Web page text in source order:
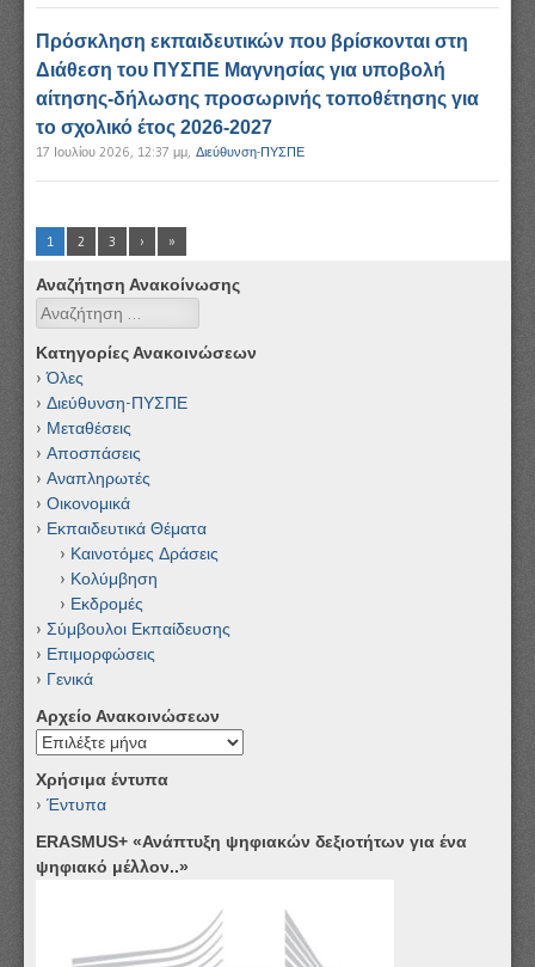
Πρόσκληση εκπαιδευτικών που βρίσκονται στη
Διάθεση του ΠΥΣΠΕ Μαγνησίας για υποβολή
αίτησης-δήλωσης προσωρινής τοποθέτησης για
το σχολικό έτος 2026-2027
17 Ιουλίου 2026, 12:37 μμ, Διεύθυνση-ΠΥΣΠΕ
1 2 3 › »
Αναζήτηση Ανακοίνωσης
Αναζήτηση
Κατηγορίες Ανακοινώσεων
Όλες
Διεύθυνση-ΠΥΣΠΕ
Μεταθέσεις
Αποσπάσεις
Αναπληρωτές
Οικονομικά
Εκπαιδευτικά Θέματα
Καινοτόμες Δράσεις
Κολύμβηση
Εκδρομές
Σύμβουλοι Εκπαίδευσης
Επιμορφώσεις
Γενικά
Αρχείο Ανακοινώσεων
Αρχείο
Χρήσιμα έντυπα
Έντυπα
ERASMUS+ «Ανάπτυξη ψηφιακών δεξιοτήτων για ένα
ψηφιακό μέλλον..»